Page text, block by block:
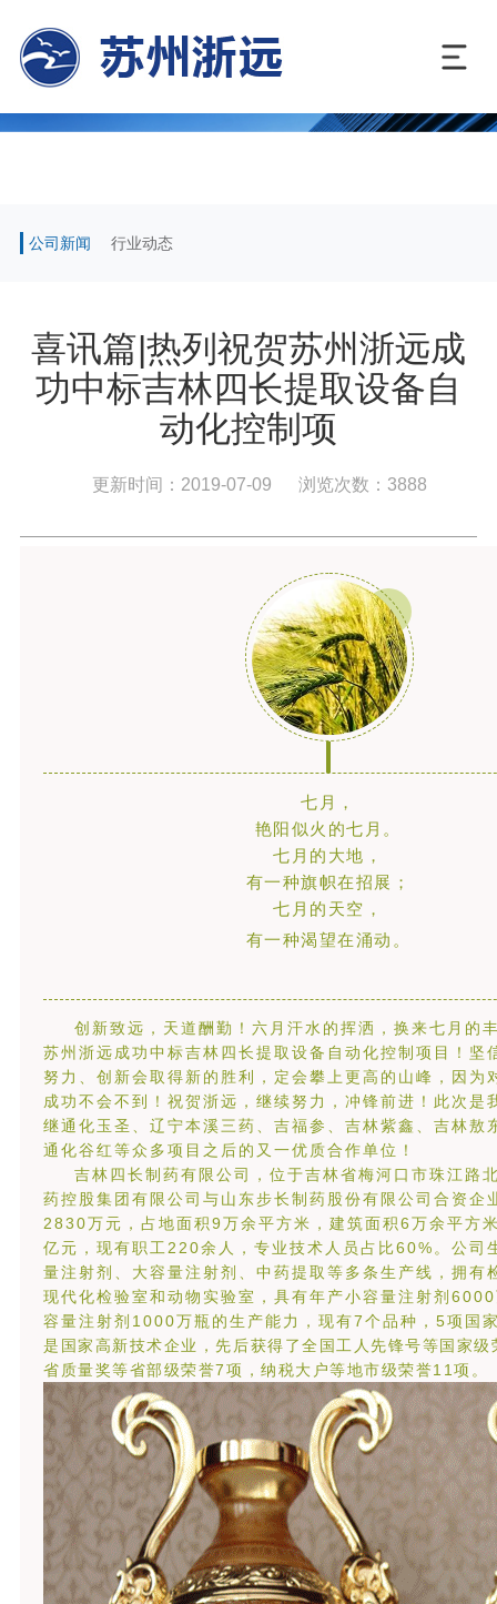
公司新闻 行业动态
喜讯篇|热列祝贺苏州浙远成
功中标吉林四长提取设备自
动化控制项
更新时间：2019-07-09 浏览次数：3888
七月，
艳阳似火的七月。
七月的大地，
有一种旗帜在招展；
七月的天空，
有一种渴望在涌动。
创新致远，天道酬勤！六月汗水的挥洒，换来七月的
苏州浙远成功中标吉林四长提取设备自动化控制项目！坚
努力、创新会取得新的胜利，定会攀上更高的山峰，因为
成功不会不到！祝贺浙远，继续努力，冲锋前进！此次是
继通化玉圣、辽宁本溪三药、吉福参、吉林紫鑫、吉林敖
通化谷红等众多项目之后的又一优质合作单位！
吉林四长制药有限公司，位于吉林省梅河口市珠江路
药控股集团有限公司与山东步长制药股份有限公司合资企
2830万元，占地面积9万余平方米，建筑面积6万余平方
亿元，现有职工220余人，专业技术人员占比60%。公司
量注射剂、大容量注射剂、中药提取等多条生产线，拥有
现代化检验室和动物实验室，具有年产小容量注射剂
容量注射剂1000万瓶的生产能力，现有7个品种，5项国
是国家高新技术企业，先后获得了全国工人先锋号等国家
省质量奖等省部级荣誉7项，纳税大户等地市级荣誉11项。